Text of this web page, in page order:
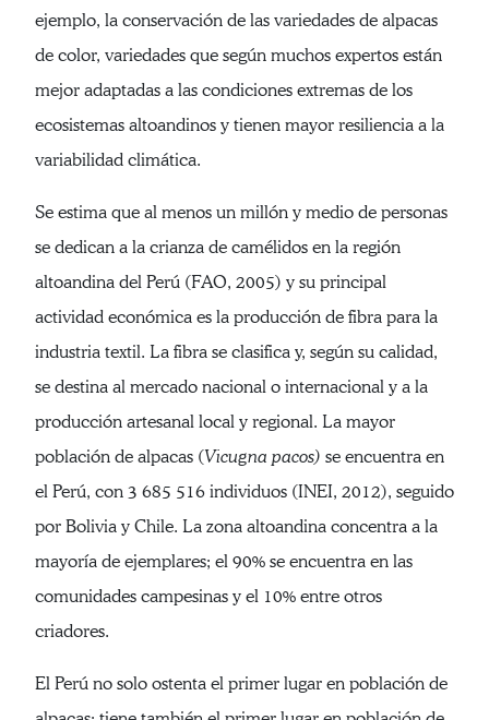
ejemplo, la conservación de las variedades de alpacas
de color, variedades que según muchos expertos están
mejor adaptadas a las condiciones extremas de los
ecosistemas altoandinos y tienen mayor resiliencia a la
variabilidad climática.
Se estima que al menos un millón y medio de personas
se dedican a la crianza de camélidos en la región
altoandina del Perú (FAO, 2005) y su principal
actividad económica es la producción de fibra para la
industria textil. La fibra se clasifica y, según su calidad,
se destina al mercado nacional o internacional y a la
producción artesanal local y regional. La mayor
población de alpacas (Vicugna pacos) se encuentra en
el Perú, con 3 685 516 individuos (INEI, 2012), seguido
por Bolivia y Chile. La zona altoandina concentra a la
mayoría de ejemplares; el 90% se encuentra en las
comunidades campesinas y el 10% entre otros
criadores.
El Perú no solo ostenta el primer lugar en población de